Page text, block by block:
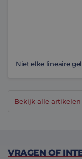
Niet elke lineaire
Bekijk alle artikelen
VRAGEN OF